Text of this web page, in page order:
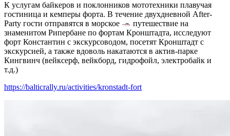
К услугам байкеров и поклонников мототехники плавучая
гостиница и кемперы форта. В течение двухдневной After-
Party гости отправятся в морское
путешествие на
знаменитом Рипербане по фортам Кронштадта, исследуют
форт Константин с экскурсоводом, посетят Кронштадт с
экскурсией, а также вдоволь накатаются в актив-парке
Кингвинч (вейксерф, вейкборд, гидрофойл, электробайк и
т.д.)
https://balticrally.ru/activities/kronstadt-fort